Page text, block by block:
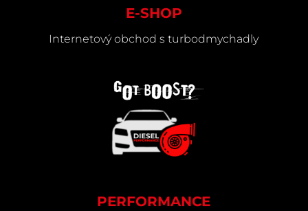
E-SHOP
Internetový obchod s turbodmychadly
PERFORMANCE